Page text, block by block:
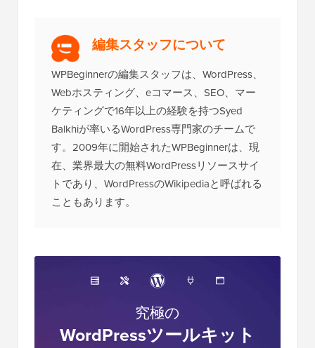
編集スタッフについて
WPBeginnerの編集スタッフは、WordPress、
Webホスティング、eコマース、SEO、マー
ケティングで16年以上の経験を持つSyed
Balkhiが率いるWordPress専門家のチームで
す。2009年に開始されたWPBeginnerは、現
在、業界最大の無料WordPressリソースサイ
トであり、WordPressのWikipediaと呼ばれる
こともあります。
究極の
WordPressツールキット